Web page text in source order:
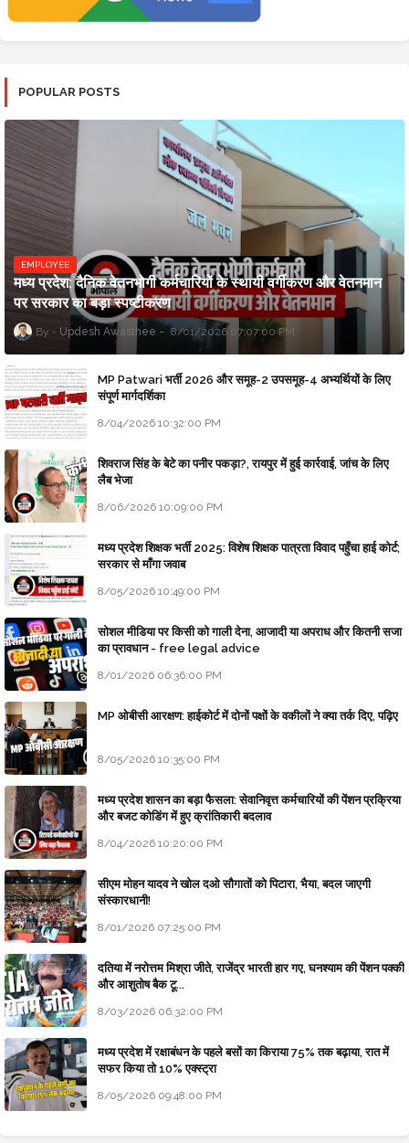
POPULAR POSTS
EMPLOYEE
मध्य प्रदेश: दैनिक वेतनभोगी कर्मचारियों के स्थायी वर्गीकरण और वेतनमान
पर सरकार का बड़ा स्पष्टीकरण
Updesh Awasthee 8/01/2026 07:07:00 PM
MP Patwari भर्ती 2026 और समूह-2 उपसमूह-4 अभ्यर्थियों के लिए
संपूर्ण मार्गदर्शिका
8/04/2026 10:32:00 PM
शिवराज सिंह के बेटे का पनीर पकड़ा?, रायपुर में हुई कार्रवाई, जांच के लिए
लैब भेजा
8/06/2026 10:09:00 PM
मध्य प्रदेश शिक्षक भर्ती 2025: विशेष शिक्षक पात्रता विवाद पहुँचा हाई कोर्ट;
सरकार से माँगा जवाब
8/05/2026 10:49:00 PM
सोशल मीडिया पर किसी को गाली देना, आजादी या अपराध और कितनी सजा
का प्रावधान - free legal advice
8/01/2026 06:36:00 PM
MP ओबीसी आरक्षण: हाईकोर्ट में दोनों पक्षों के वकीलों ने क्या तर्क दिए, पढ़िए
8/05/2026 10:35:00 PM
मध्य प्रदेश शासन का बड़ा फैसला: सेवानिवृत्त कर्मचारियों की पेंशन प्रक्रिया
और बजट कोडिंग में हुए क्रांतिकारी बदलाव
8/04/2026 10:20:00 PM
सीएम मोहन यादव ने खोल दओ सौगातों को पिटारा, भैया, बदल जाएगी
संस्कारधानी!
8/01/2026 07:25:00 PM
दतिया में नरोत्तम मिश्रा जीते, राजेंद्र भारती हार गए, घनश्याम की पेंशन पक्की
और आशुतोष बैक टू...
8/03/2026 06:32:00 PM
मध्य प्रदेश में रक्षाबंधन के पहले बसों का किराया 75% तक बढ़ाया, रात में
सफर किया तो 10% एक्स्ट्रा
8/05/2026 09:48:00 PM